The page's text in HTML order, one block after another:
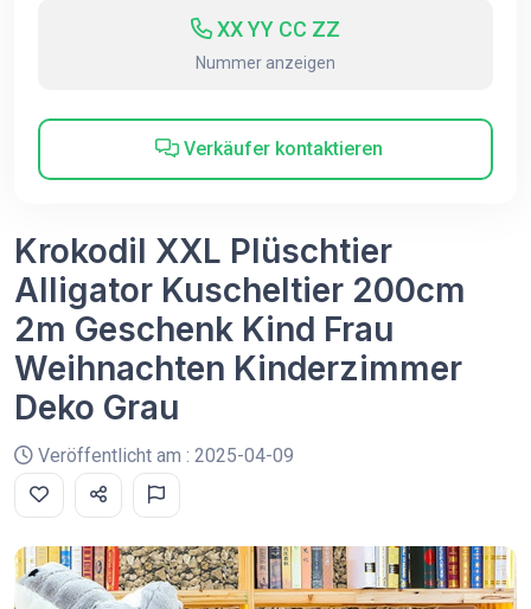
XX YY CC ZZ
Nummer anzeigen
Verkäufer kontaktieren
Krokodil XXL Plüschtier
Alligator Kuscheltier 200cm
2m Geschenk Kind Frau
Weihnachten Kinderzimmer
Deko Grau
Veröffentlicht am : 2025-04-09